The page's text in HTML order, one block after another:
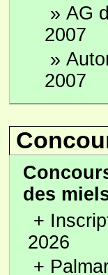
» AG
2007
»
2007
des
+
2026
+